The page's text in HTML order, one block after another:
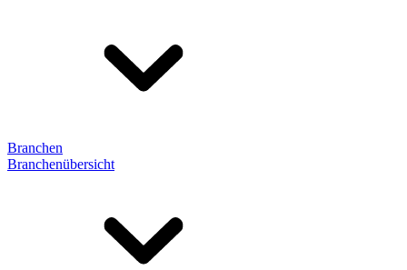
Branchen
Branchenübersicht